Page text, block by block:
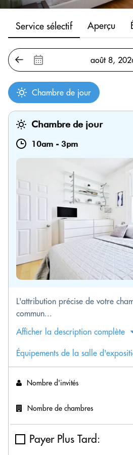
Service sélectif Aperçu
Chambre de jour
Chambre de jour
10am - 3pm
L'attribution précise de votre
commun...
Afficher la description complète
Équipements de la salle
Nombre d'invités
Nombre de chambres
Payer Plus Tard: